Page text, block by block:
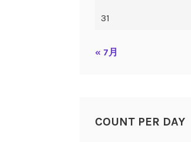
31
« 7月
COUNT PER DAY